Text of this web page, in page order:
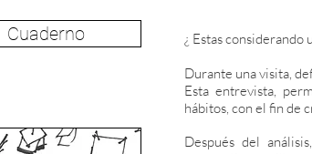
Cuaderno
¿ Estas considerando
Durante una visita,
Esta entrevista,
hábitos, con el fin de
Después del